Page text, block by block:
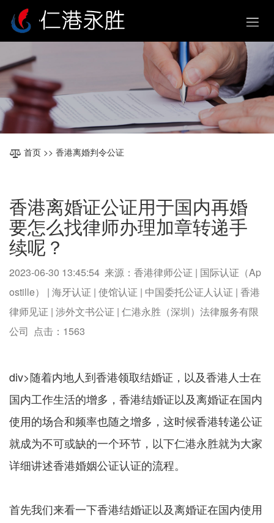
首页 >> 香港离婚判令公证
香港离婚证公证用于国内再婚
要怎么找律师办理加章转递手
续呢？
2023-06-30 13:45:54 来源：香港律师公证 | 国际认证（Ap
ostille） | 海牙认证 | 使馆认证 | 中国委托公证人认证 | 香港
律师见证 | 涉外文书公证 | 仁港永胜（深圳）法律服务有限
公司 点击： 1563
div>随着内地人到香港领取结婚证，以及香港人士在
国内工作生活的增多，香港结婚证以及离婚证在国内
使用的场合和频率也随之增多，这时候香港转递公证
就成为不可或缺的一个环节，以下仁港永胜就为大家
详细讲述香港婚姻公证认证的流程。
首先我们来看一下香港结婚证以及离婚证在国内使用